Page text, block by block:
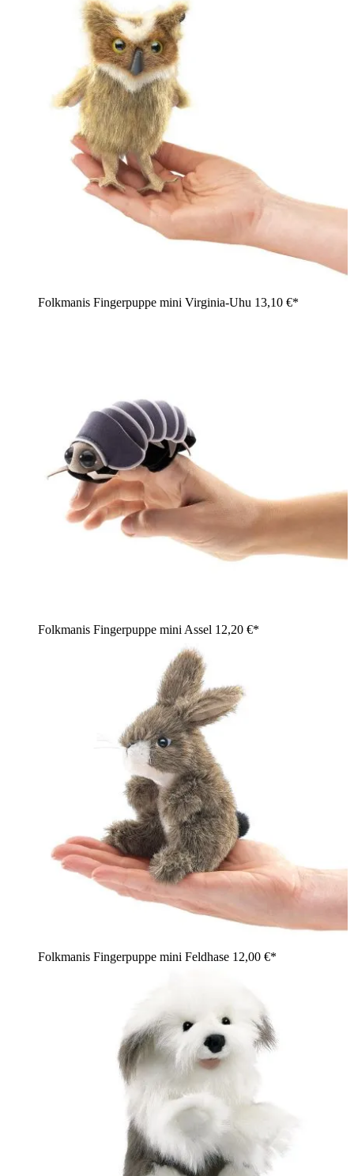
Folkmanis Fingerpuppe mini Virginia-Uhu 13,10 €*
Folkmanis Fingerpuppe mini Assel 12,20 €*
Folkmanis Fingerpuppe mini Feldhase 12,00 €*